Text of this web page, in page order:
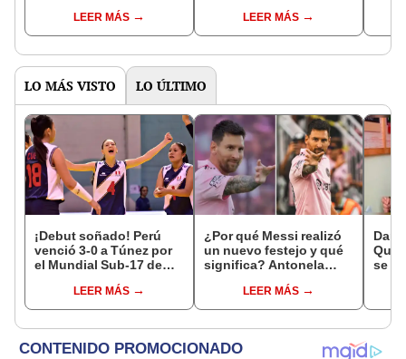
LEER MÁS LEER MÁS
LO MÁS VISTO LO ÚLTIMO
¡Debut soñado! Perú
venció 3-0 a Túnez por
el Mundial Sub-17 de
LEER MÁS
¿Por qué Messi realizó
un nuevo festejo y qué
significa? Antonela
misterioLEER MÁS
se